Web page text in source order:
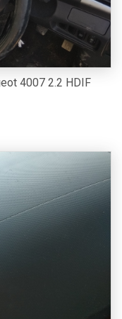
4007 2.2 HDIF